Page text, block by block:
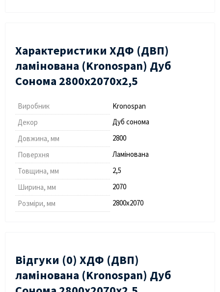
Характеристики ХДФ (ДВП)
ламінована (Kronospan) Дуб
Сонома 2800х2070х2,5
Виробник
Kronospan
Декор
Дуб сонома
Довжина, мм
2800
Поверхня
Ламінована
Товщина, мм
2,5
Ширина, мм
2070
Розміри, мм
2800х2070
Відгуки (0) ХДФ (ДВП)
ламінована (Kronospan) Дуб